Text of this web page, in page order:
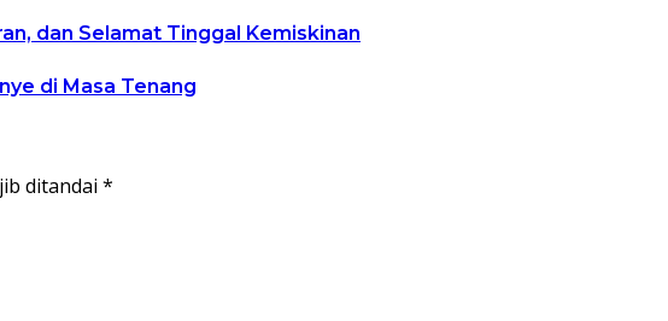
dan Selamat Tinggal Kemiskinan
di Masa Tenang
ditandai *